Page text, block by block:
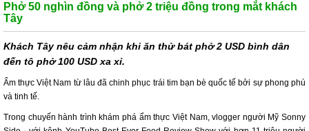
Phở 50 nghìn đồng và phở 2 triệu đồng trong mắt khách
Tây
Khách Tây nêu cảm nhận khi ăn thử bát phở 2 USD bình dân
đến tô phở 100 USD xa xỉ.
Ẩm thực Việt Nam từ lâu đã chinh phục trái tim bạn bè quốc tế bởi sự phong phú
và tinh tế.
Trong chuyến hành trình khám phá ẩm thực Việt Nam, vlogger người Mỹ Sonny